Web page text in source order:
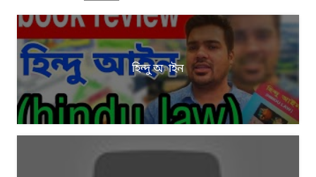
হিন্দু অাইন